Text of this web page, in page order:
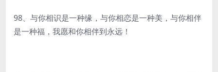
98、与你相识是一种缘，与你相恋是一种美，与你相伴
是一种福，我愿和你相伴到永远！